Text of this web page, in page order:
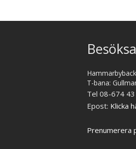
T-bana:
Tel 08-674
Epost: Klicka
Prenumerera